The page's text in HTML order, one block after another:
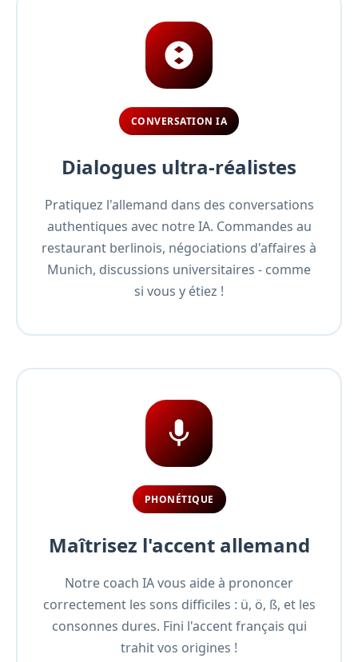
CONVERSATION IA
Dialogues ultra-réalistes
Pratiquez l'allemand dans des conversations
authentiques avec notre IA. Commandes au
restaurant berlinois, négociations d'affaires à
Munich, discussions universitaires - comme
si vous y étiez !
PHONÉTIQUE
Maîtrisez l'accent allemand
Notre coach IA vous aide à prononcer
correctement les sons difficiles : ü, ö, ß, et les
consonnes dures. Fini l'accent français qui
trahit vos origines !